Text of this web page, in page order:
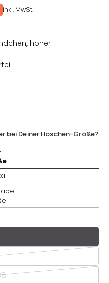
inkl. MwSt.
hoher
bei Deiner Höschen-Größe?